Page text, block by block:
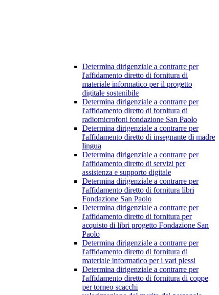
Determina dirigenziale a contrarre per
l'affidamento diretto di fornitura di
materiale informatico per il progetto
digitale sostenibile
Determina dirigenziale a contrarre per
l'affidamento diretto di fornitura di
radiomicrofoni fondazione San Paolo
Determina dirigenziale a contrarre per
l'affidamento diretto di insegnante di madre
lingua
Determina dirigenziale a contrarre per
l'affidamento diretto di servizi per
assistenza e supporto digitale
Determina dirigenziale a contrarre per
l'affidamento diretto di fornitura libri
Fondazione San Paolo
Determina dirigenziale a contrarre per
l'affidamento diretto di fornitura per
acquisto di libri progetto Fondazione San
Paolo
Determina dirigenziale a contrarre per
l'affidamento diretto di fornitura di
materiale informatico per i vari plessi
Determina dirigenziale a contrarre per
l'affidamento diretto di fornitura di coppe
per torneo scacchi